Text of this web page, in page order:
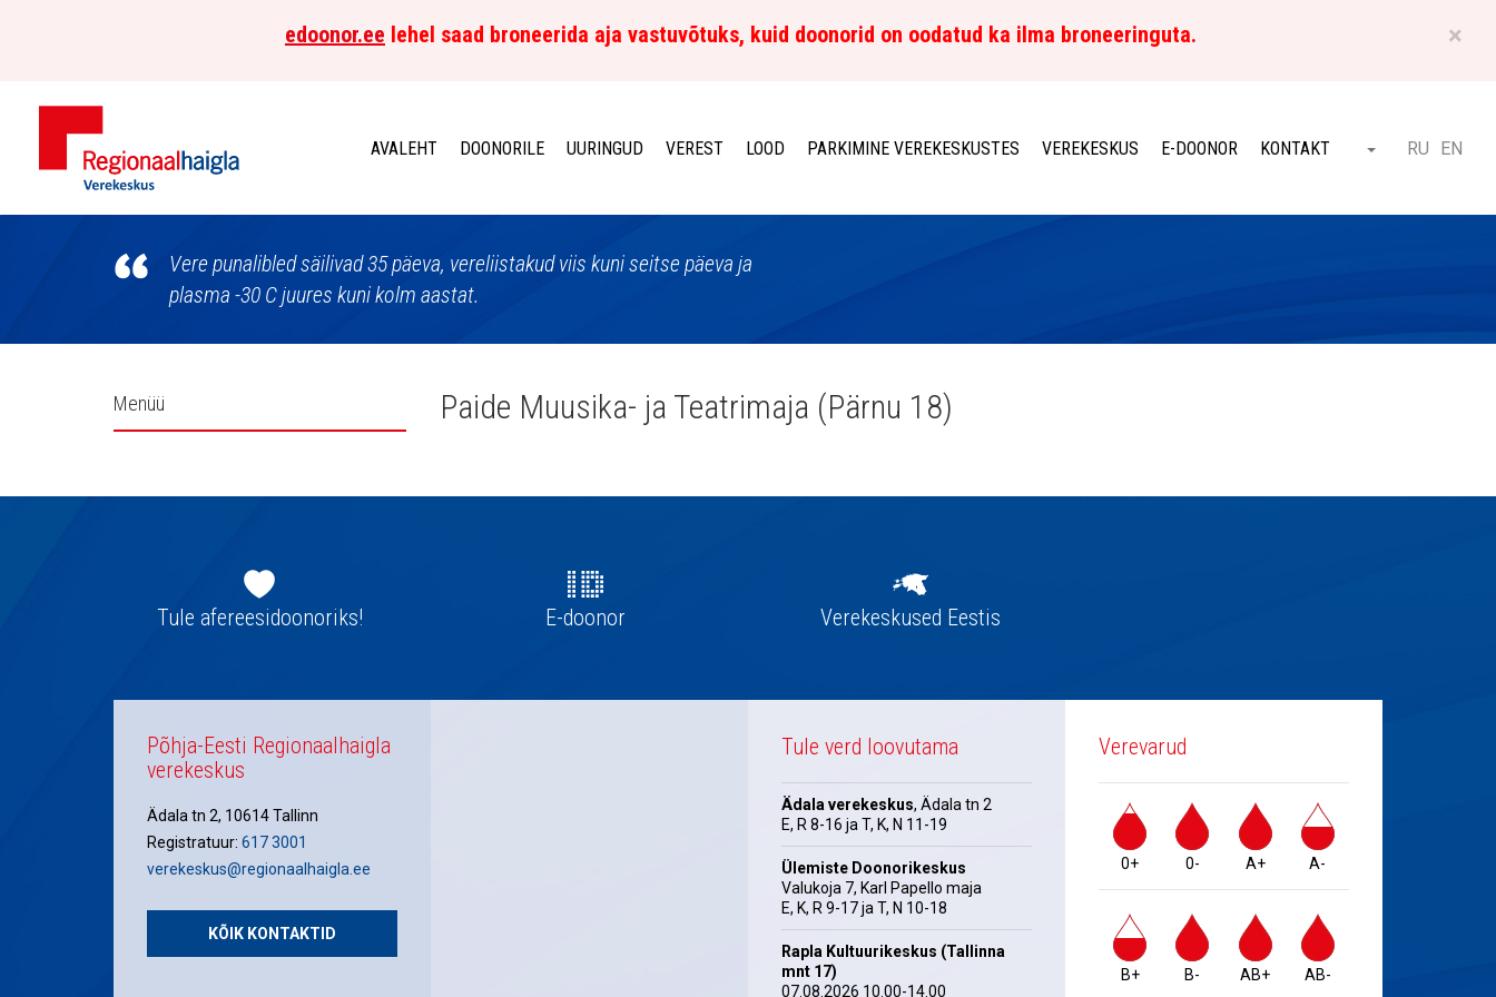
×
edoonor.ee lehel saad broneerida aja vastuvõtuks, kuid doonorid on oodatud ka ilma broneeringuta.
Põhja-
AVALEHT DOONORILE UURINGUD VEREST LOOD PARKIMINE VEREKESKUSTES VEREKESKUS E-DOONOR KONTAKT Otsi ET
RU EN
Vere punalibled säilivad 35 päeva, vereliistakud viis kuni seitse päeva ja
plasma -30 C juures kuni kolm aastat.
Külgpaani
Menüü Paide Muusika- ja Teatrimaja (Pärnu 18)
navigatsioonTule afereesidoonoriks! E-doonor Verekeskused Eestis
Põhja-Eesti Regionaalhaigla
verekeskus
Ädala tn 2, 10614 Tallinn
Registratuur: 617 3001
verekeskus@regionaalhaigla.ee
KÕIK KONTAKTID
Tule verd loovutama
Ädala verekeskus, Ädala tn 2
E, R 8-16 ja T, K, N 11-19
Ülemiste Doonorikeskus
Valukoja 7, Karl Papello maja
E, K, R 9-17 ja T, N 10-18
Rapla Kultuurikeskus (Tallinna
mnt 17)
07.08.2026 10.00-14.00
Verevarud
0+ 0- A+ A-
B+ B- AB+ AB-